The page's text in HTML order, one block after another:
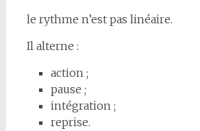
le rythme n’est pas linéaire.
Il alterne :
action ;
pause ;
intégration ;
reprise.